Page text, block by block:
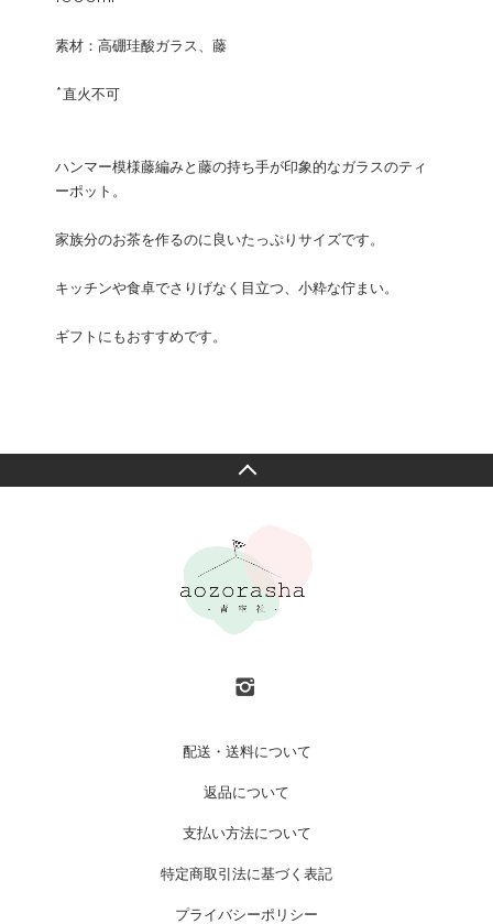
素材：高硼珪酸ガラス、藤
*直火不可
ハンマー模様藤編みと藤の持ち手が印象的なガラスのティ
ーポット。
家族分のお茶を作るのに良いたっぷりサイズです。
キッチンや食卓でさりげなく目立つ、小粋な佇まい。
ギフトにもおすすめです。
配送・送料について
返品について
支払い方法について
特定商取引法に基づく表記
プライバシーポリシー